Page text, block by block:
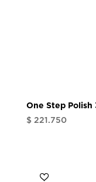
One Step Polish
$ 221.750